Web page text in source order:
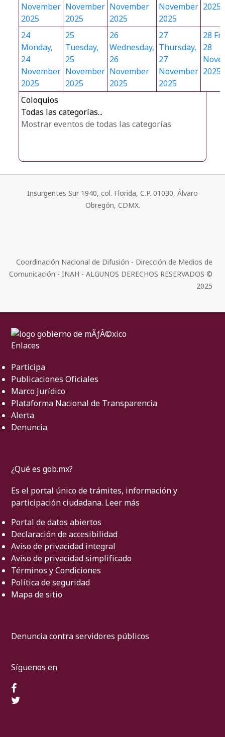
November
2025
November
2025
November
2025
November
2025
2025
24
Monday,
24
November
2025
25
Tuesday,
25
November
2025
26
Wednesday,
26
November
2025
27
Thursday,
27
November
2025
28
28
2025
Coloquios
Todas las categorías...
Mostrar eventos de todas las categorías
Insurgentes Sur 1940, col. Florida, C.P. 01030, Álvaro
Obregón, CDMX.
Coordinación Nacional de Difusión - Dirección de Medios de
Comunicación - INAH - ALGUNOS DERECHOS RESERVADOS ©
2025
Enlaces
Participa
Publicaciones Oficiales
Marco Jurídico
Plataforma Nacional de Transparencia
Alerta
Denuncia
¿Qué es gob.mx?
Es el portal único de trámites, información y
participación ciudadana. Leer más
Portal de datos abiertos
Declaración de accesibilidad
Aviso de privacidad integral
Aviso de privacidad simplificado
Términos y Condiciones
Política de seguridad
Mapa de sitio
Denuncia contra servidores públicos
Síguenos en